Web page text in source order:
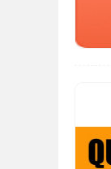
的类
淘
1.来